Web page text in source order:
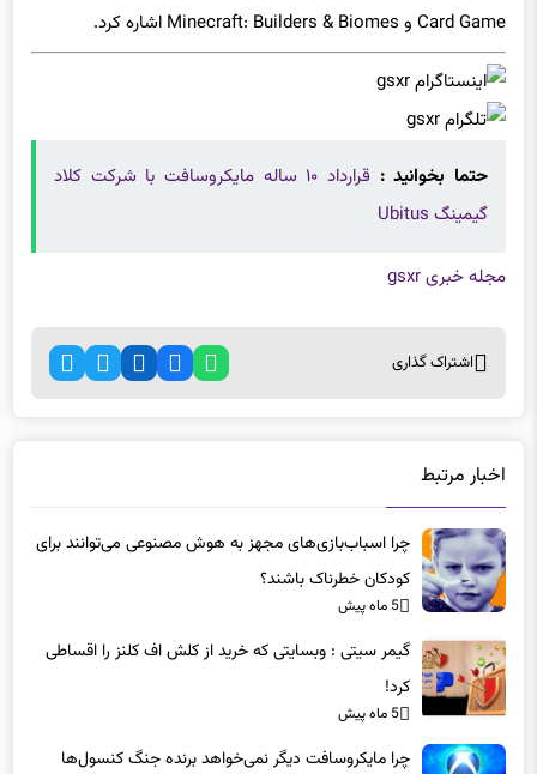
Card Game و Minecraft: Builders & Biomes اشاره کرد.
حتما بخوانید :
قرارداد ۱۰ ساله مایکروسافت با شرکت کلاد
گیمینگ Ubitus
مجله خبری gsxr
اشتراک گذاری
اخبار مرتبط
چرا اسباب‌بازی‌های مجهز به هوش مصنوعی می‌توانند برای
کودکان خطرناک باشند؟
5 ماه پیش
گیمر سیتی : وبسایتی که خرید از کلش اف کلنز را اقساطی
کرد!
5 ماه پیش
چرا مایکروسافت دیگر نمی‌خواهد برنده جنگ کنسول‌ها